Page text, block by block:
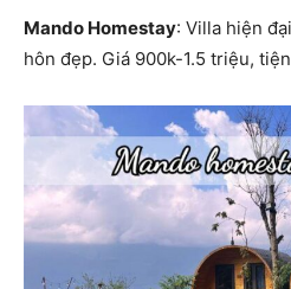
Mando Homestay: Villa hiện
hôn đẹp. Giá 900k-1.5 triệu,